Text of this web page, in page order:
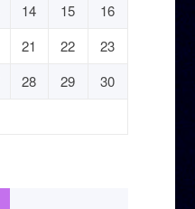
14 15
16
21 22
23
28 29
30